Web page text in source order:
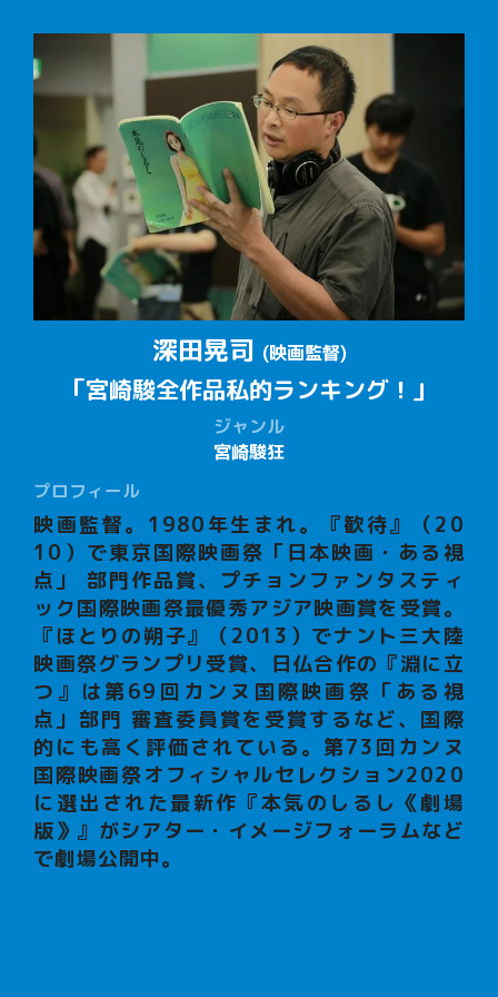
深田晃司 (映画監督)
「宮崎駿全作品私的ランキング！」
ジャンル
宮崎駿狂
プロフィール
映画監督。1980年生まれ。『歓待』（20
10）で東京国際映画祭「日本映画・ある視
点」 部門作品賞、プチョンファンタスティ
ック国際映画祭最優秀アジア映画賞を受賞。
『ほとりの朔子』（2013）でナント三大陸
映画祭グランプリ受賞、日仏合作の『淵に立
つ』は第69回カンヌ国際映画祭「ある視
点」部門 審査委員賞を受賞するなど、国際
的にも高く評価されている。第73回カンヌ
国際映画祭オフィシャルセレクション2020
に選出された最新作『本気のしるし《劇場
版》』がシアター・イメージフォーラムなど
で劇場公開中。